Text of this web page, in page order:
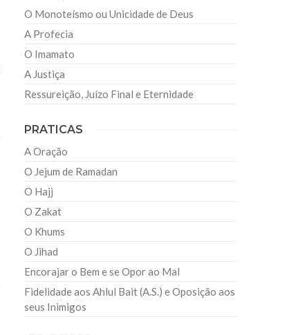
O Monoteísmo ou Unicidade de Deus
A Profecia
O Imamato
A Justiça
Ressureição, Juízo Final e Eternidade
PRATICAS
A Oração
O Jejum de Ramadan
O Hajj
O Zakat
O Khums
O Jihad
Encorajar o Bem e se Opor ao Mal
Fidelidade aos Ahlul Bait (A.S.) e Oposição aos
seus Inimigos